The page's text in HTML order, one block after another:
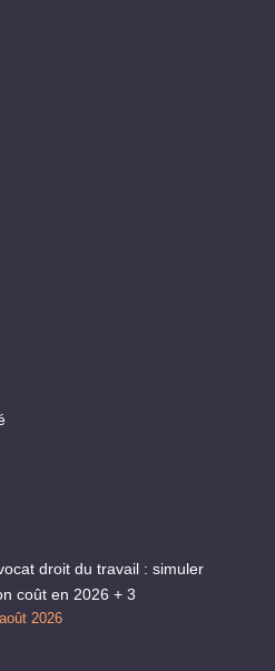
droit du travail : simuler
coût en 2026 + 3
2026